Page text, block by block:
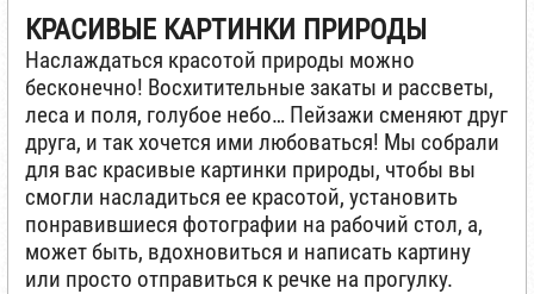
КРАСИВЫЕ КАРТИНКИ ПРИРОДЫ
Наслаждаться красотой природы можно
бесконечно! Восхитительные закаты и рассветы,
леса и поля, голубое небо… Пейзажи сменяют друг
друга, и так хочется ими любоваться! Мы собрали
для вас красивые картинки природы, чтобы вы
смогли насладиться ее красотой, установить
понравившиеся фотографии на рабочий стол, а,
может быть, вдохновиться и написать картину
или просто отправиться к речке на прогулку.